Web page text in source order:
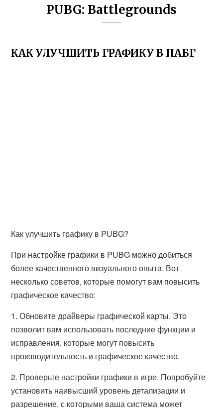
PUBG: Battlegrounds
КАК УЛУЧШИТЬ ГРАФИКУ В ПАБГ
Как улучшить графику в PUBG?
При настройке графики в PUBG можно добиться
более качественного визуального опыта. Вот
несколько советов, которые помогут вам повысить
графическое качество:
1. Обновите драйверы графической карты. Это
позволит вам использовать последние функции и
исправления, которые могут повысить
производительность и графическое качество.
2. Проверьте настройки графики в игре. Попробуйте
установить наивысший уровень детализации и
разрешение, с которыми ваша система может